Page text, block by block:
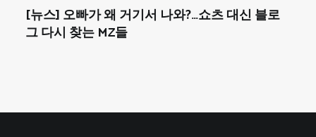
[뉴스] 오빠가 왜 거기서 나와?…쇼츠 대신 블로
그 다시 찾는 MZ들